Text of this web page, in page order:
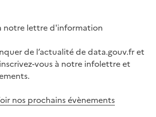
notre lettre d'information
de l’actualité de data.gouv.fr et
vous à notre infolettre et
nos prochains évènements